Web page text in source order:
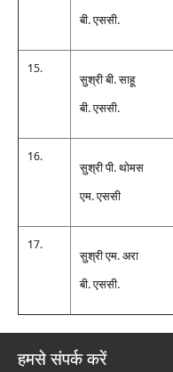
बी. एससी.
15.
सुश्री बी. साहू
बी. एससी.
16.
सुश्री पी. थोमस
एम. एससी
17.
सुश्री एम. अरा
बी. एससी.
हमसे संपर्क करें